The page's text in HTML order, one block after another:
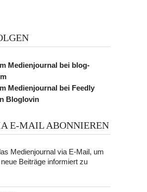
E-MAIL ABONNIEREN
Medienjournal via E-Mail, um
Beiträge informiert zu